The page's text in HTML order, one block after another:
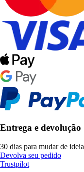
Entrega e devolução
30 dias para mudar de ideia
Devolva seu pedido
Trustpilot